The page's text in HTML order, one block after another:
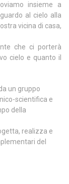
insieme a
al cielo alla
vicina di casa,
che ci porterà
cielo e quanto il
un gruppo
scientifica e
della
realizza e
del